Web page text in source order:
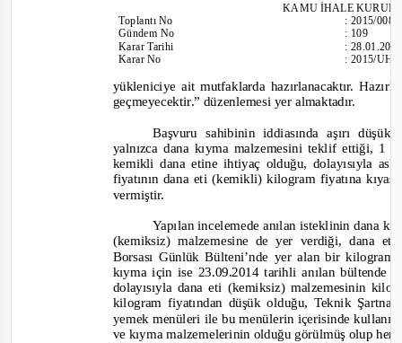
KAMU İHALE
ToplantıNo
Gündem No
Karar Tarihi
Karar No
:2015/008
: 109
:
:2015/
yükleniciye ait mutfaklarda hazırlanacaktır.
geçmeyecektir.” düzenlemesi yer almaktadır.
Başvuru sahibinin iddiasında aşırı
yalnızca dana kıyma malzemesini teklif ettiği,
kemikli dana etine ihtiyaç olduğu, dolayısıyla
fiyatının dana eti (kemikli) kilogram fiyatına
vermiştir.
Yapılan incelemede anılan isteklinin dana
(kemiksiz) malzemesine de yer verdiği, dana
Borsası Günlük Bülteni’nde yer alan bir
kıyma için ise 23.09.2014 tarihli anılan bültende
dolayısıyla dana eti (kemiksiz) malzemesinin
kilogram fiyatından düşük olduğu, Teknik
yemek menüleri ile bu menülerin içerisinde
ve kıyma malzemelerinin olduğu görülmüş olup her